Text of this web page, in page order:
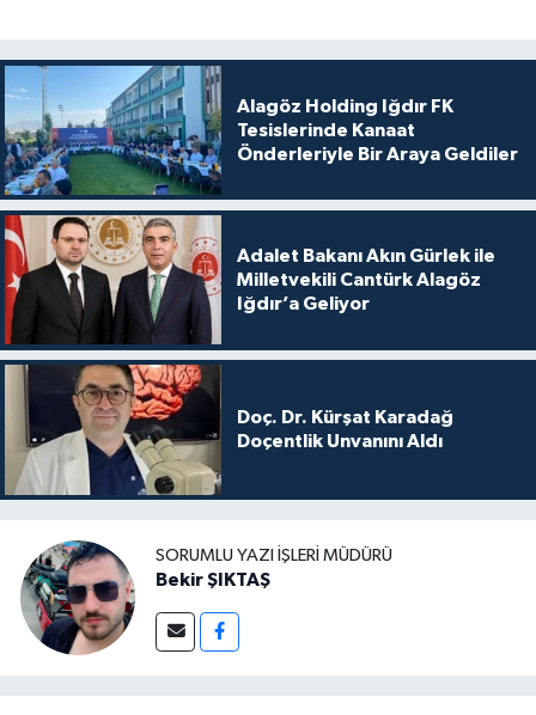
Alagöz Holding Iğdır FK
Tesislerinde Kanaat
Önderleriyle Bir Araya Geldiler
Adalet Bakanı Akın Gürlek ile
Milletvekili Cantürk Alagöz
Iğdır’a Geliyor
Doç. Dr. Kürşat Karadağ
Doçentlik Unvanını Aldı
SORUMLU YAZI İŞLERI MÜDÜRÜ
Bekir ŞIKTAŞ